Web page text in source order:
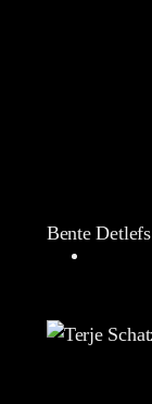
Bente Detlefs